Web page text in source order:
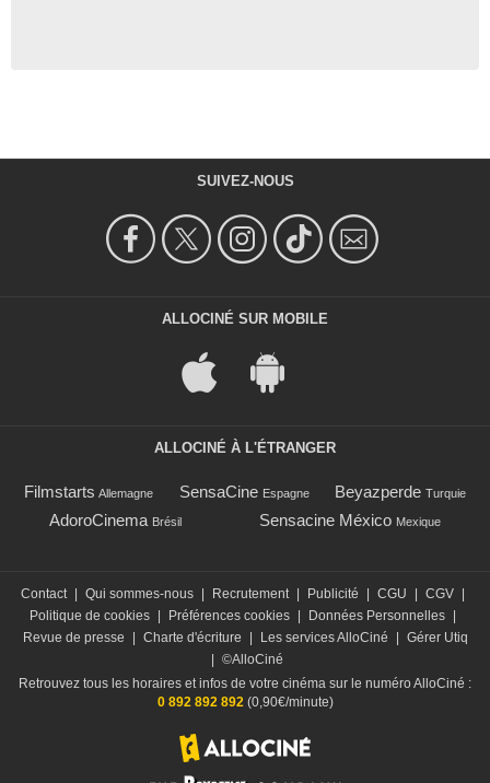
SUIVEZ-NOUS
ALLOCINÉ SUR MOBILE
ALLOCINÉ À L'ÉTRANGER
Filmstarts Allemagne SensaCine Espagne Beyazperde Turquie
AdoroCinema Brésil Sensacine México Mexique
Contact | Qui sommes-nous | Recrutement | Publicité | CGU | CGV |
Politique de cookies | Préférences cookies | Données Personnelles |
Revue de presse
| Charte d'écriture | Les services AlloCiné | Gérer Utiq
| ©AlloCiné
Retrouvez tous les horaires et infos de votre cinéma sur le numéro AlloCiné :
0 892 892 892 (0,90€/minute)